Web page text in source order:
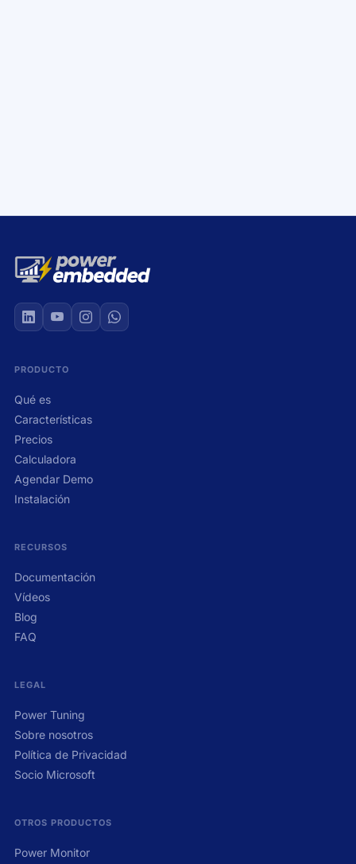
PRODUCTO
Qué es
Características
Precios
Calculadora
Agendar Demo
Instalación
RECURSOS
Documentación
Vídeos
Blog
FAQ
LEGAL
Power Tuning
Sobre nosotros
Política de Privacidad
Socio Microsoft
OTROS PRODUCTOS
Power Monitor